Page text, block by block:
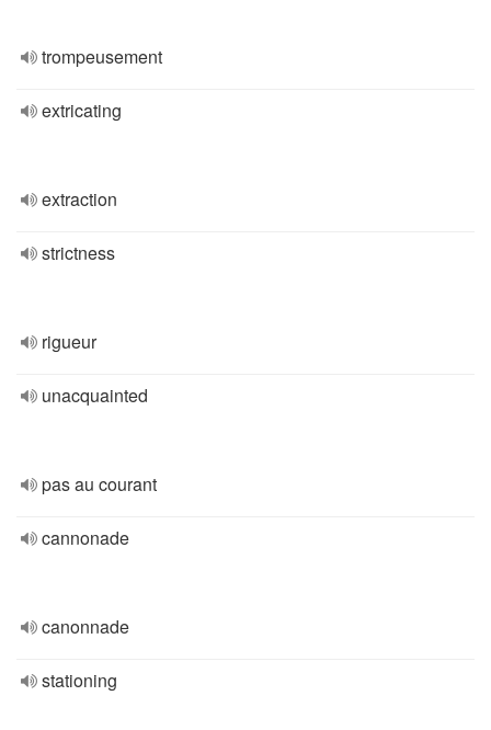
trompeusement
extricating
extraction
strictness
rigueur
unacquainted
pas au courant
cannonade
canonnade
stationing